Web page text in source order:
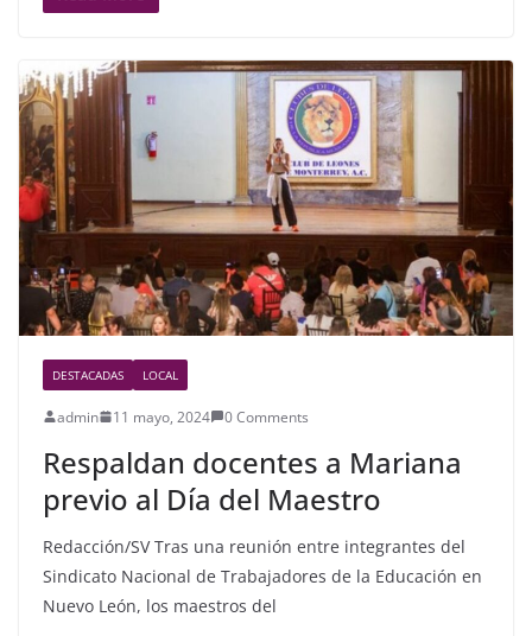
b
o
k
DESTACADAS LOCAL
admin 11 mayo, 2024 0 Comments
Respaldan docentes a Mariana
previo al Día del Maestro
Redacción/SV Tras una reunión entre integrantes del
Sindicato Nacional de Trabajadores de la Educación en
Nuevo León, los maestros del